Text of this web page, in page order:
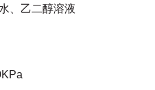
、乙二醇溶液